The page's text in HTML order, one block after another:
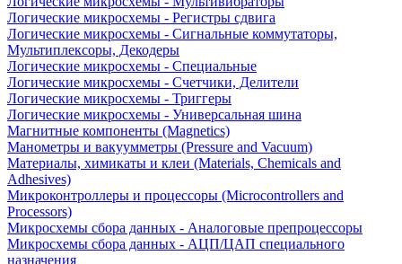
Логические микросхемы - Регистры сдвига
Логические микросхемы - Сигнальные коммутаторы,
Мультиплексоры, Декодеры
Логические микросхемы - Специальные
Логические микросхемы - Счетчики, Делители
Логические микросхемы - Триггеры
Логические микросхемы - Универсальная шина
Магнитные компоненты (Magnetics)
Манометры и вакуумметры (Pressure and Vacuum)
Материалы, химикаты и клеи (Materials, Chemicals and
Adhesives)
Микроконтроллеры и процессоры (Microcontrollers and
Processors)
Микросхемы сбора данных - Аналоговые препроцессоры
Микросхемы сбора данных - АЦП/ЦАП специального
назначения